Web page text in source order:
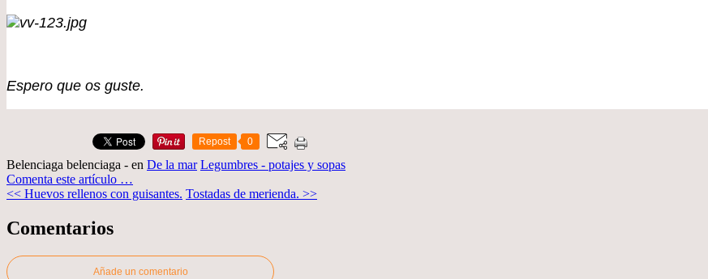
Espero que os guste.
Repost 0
Belenciaga belenciaga - en De la mar Legumbres - potajes y sopas
Comenta este artículo …
<< Huevos rellenos con guisantes. Tostadas de merienda. >>
Comentarios
Añade un comentario